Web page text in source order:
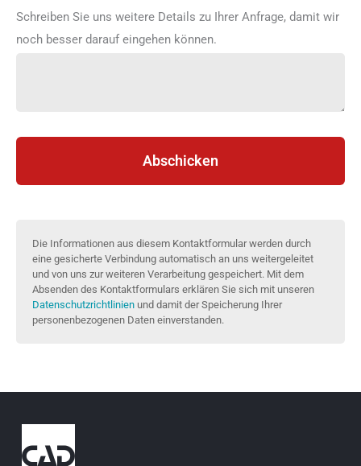
Schreiben Sie uns weitere Details zu Ihrer Anfrage, damit wir
noch besser darauf eingehen können.
Abschicken
Die Informationen aus diesem Kontaktformular werden durch
eine gesicherte Verbindung automatisch an uns weitergeleitet
und von uns zur weiteren Verarbeitung gespeichert. Mit dem
Absenden des Kontaktformulars erklären Sie sich mit unseren
Datenschutzrichtlinien und damit der Speicherung Ihrer
personenbezogenen Daten einverstanden.